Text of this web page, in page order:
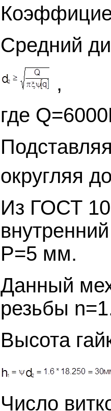
Средний
где
округляя
Из ГОСТ
P=5 мм.
Данный
резьбы
Высота
Число